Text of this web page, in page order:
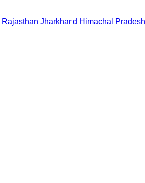
Rajasthan Jharkhand Himachal Pradesh